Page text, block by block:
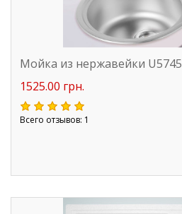
Мойка из нержавейки U5745
1525.00 грн.
Всего отзывов: 1